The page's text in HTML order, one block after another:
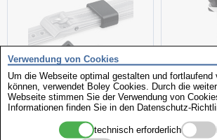
Kunststoffschlaufen
Verwendung von Cookies
Um die Webseite optimal gestalten und fortlaufend
können, verwendet Boley Cookies. Durch die
Webseite stimmen Sie der Verwendung von
Informationen finden Sie in den Datenschutz-
technisch erforderlich